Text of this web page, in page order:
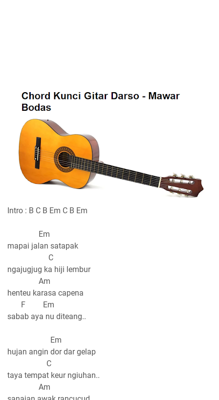
Intro : B C B Em C B Em
Em
mapai jalan satapak
C
ngajugjug ka hiji lembur
Am
henteu karasa capena
F Em
sabab aya nu diteang..
Em
hujan angin dor dar gelap
C
taya tempat keur ngiuhan..
Am